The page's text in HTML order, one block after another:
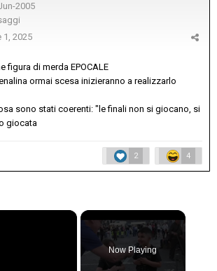
2005
1, 2025
figura di merda EPOCALE
ormai scesa inizieranno a realizzarlo
sono stati coerenti: "le finali non si giocano, si
giocata
2 4
×
Now Playing